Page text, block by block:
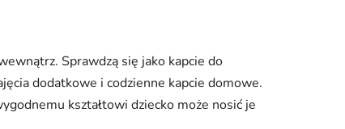
Sprawdzą się jako kapcie do
dodatkowe i codzienne kapcie domowe.
kształtowi dziecko może nosić je